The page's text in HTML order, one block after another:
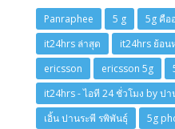
Panraphee 5 g 5g คือ
it24hrs ล่าสุด
it24hrs ย้อน
ericsson
ericsson 5g
it24hrs - ไอที 24 ชั่วโมง by ปา
เอิ้น ปานระพี รพิพันธุ์
5g